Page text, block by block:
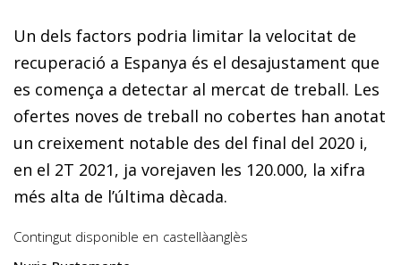
Un dels factors podria limitar la velocitat de
recuperació a Espanya és el desajustament que
es comença a detectar al mercat de treball. Les
ofertes noves de treball no cobertes han anotat
un creixement notable des del final del 2020 i,
en el 2T 2021, ja vorejaven les 120.000, la xifra
més alta de l’última dècada.
Contingut disponible en castellàanglès